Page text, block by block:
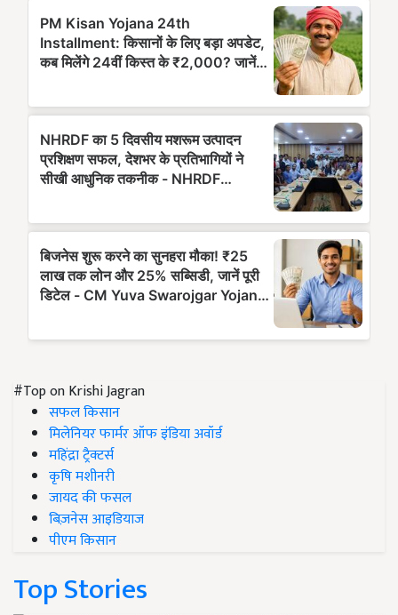
#Top on Krishi Jagran
सफल किसान
मिलेनियर फार्मर ऑफ इंडिया अवॉर्ड
महिंद्रा ट्रैक्टर्स
कृषि मशीनरी
जायद की फसल
बिज़नेस आइडियाज
पीएम किसान
Top Stories